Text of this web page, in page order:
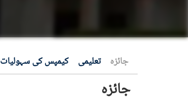
جائزہ تعلیمی کیمپس کی سہولیات
جائزہ